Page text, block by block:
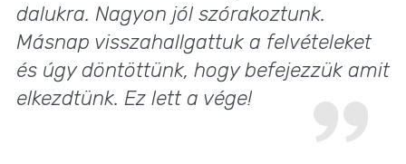
dalukra. Nagyon jól szórakoztunk.
Másnap visszahallgattuk a felvételeket
és úgy döntöttünk, hogy befejezzük amit
elkezdtünk. Ez lett a vége!